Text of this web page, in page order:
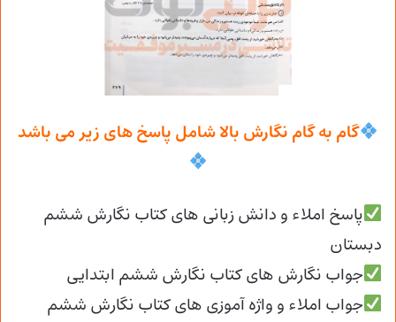
گام به گام نگارش بالا شامل پاسخ های زیر می باشد
پاسخ املاء و دانش زبانی های کتاب نگارش ششم
دبستان
جواب نگارش های کتاب نگارش ششم ابتدایی
جواب املاء و واژه آموزی های کتاب نگارش ششم